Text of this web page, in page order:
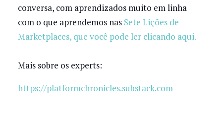
conversa, com aprendizados muito em linha
com o que aprendemos nas Sete Lições de
Marketplaces, que você pode ler clicando aqui.
Mais sobre os experts:
https://platformchronicles.substack.com